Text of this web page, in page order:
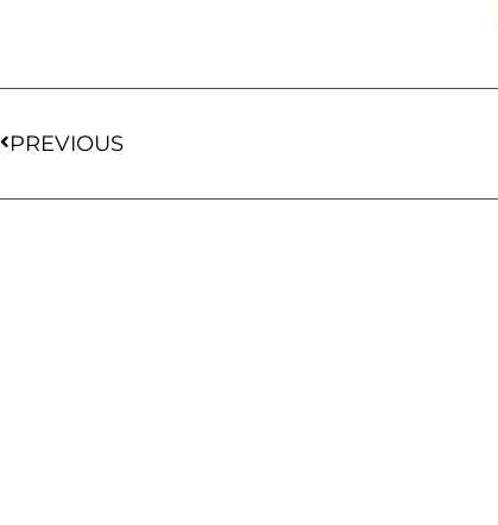
PREVIOUS